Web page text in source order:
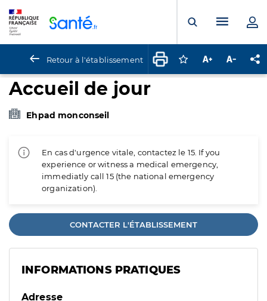
Ouvrir laMenu
Retour à l'établissement Connectez-vous
Augmenter la
Accueil de jour
Ehpad monconseil
En cas d'urgence vitale, contactez le 15. If you
experience or witness a medical emergency,
immediatly call 15 (the national emergency
organization).
CONTACTER L'ÉTABLISSEMENT
INFORMATIONS PRATIQUES
Adresse